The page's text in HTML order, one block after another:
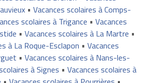
• Vacances scolaires à Comps-
scolaires à Trigance • Vacances
• Vacances scolaires à La Martre •
à La Roque-Esclapon • Vacances
• Vacances scolaires à Nans-les-
à Signes • Vacances scolaires à